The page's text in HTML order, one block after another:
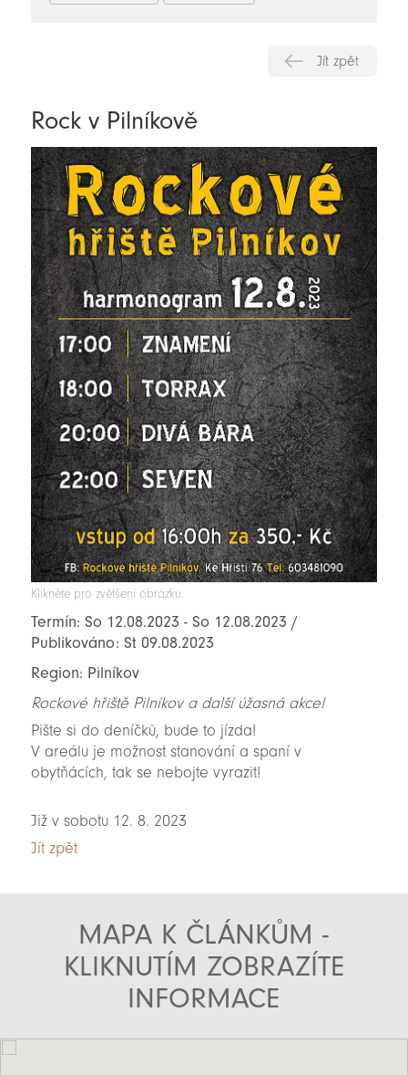
Jít zpět
Rock v Pilníkově
Klikněte pro zvětšení obrázku.
Termín: So 12.08.2023 - So 12.08.2023 /
Publikováno: St 09.08.2023
Region: Pilníkov
Rockové hřiště Pilníkov a další úžasná akce!
Pište si do deníčků, bude to jízda!
V areálu je možnost stanování a spaní v
obytňácích, tak se nebojte vyrazit!
Již v sobotu 12. 8. 2023
Jít zpět
MAPA K ČLÁNKŮM -
KLIKNUTÍM ZOBRAZÍTE
INFORMACE